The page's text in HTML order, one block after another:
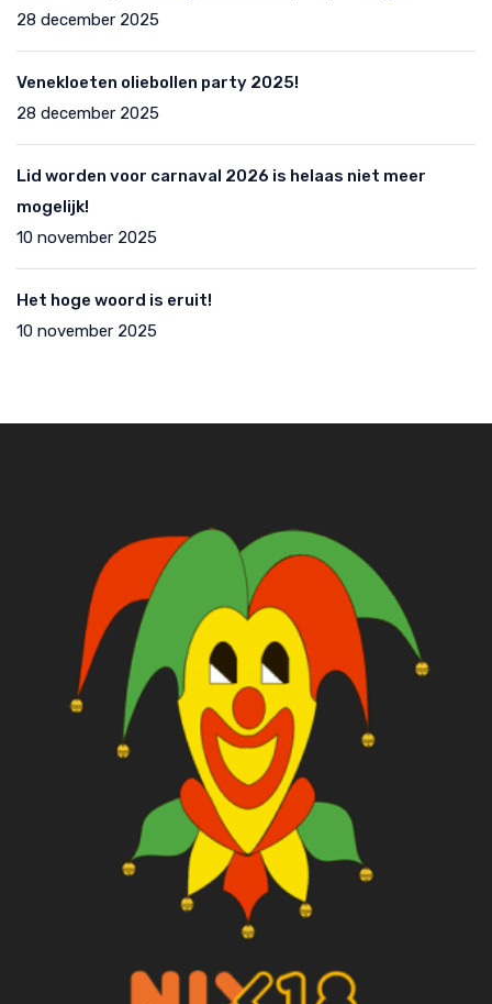
28 december 2025
Venekloeten oliebollen party 2025!
28 december 2025
Lid worden voor carnaval 2026 is helaas niet meer
mogelijk!
10 november 2025
Het hoge woord is eruit!
10 november 2025